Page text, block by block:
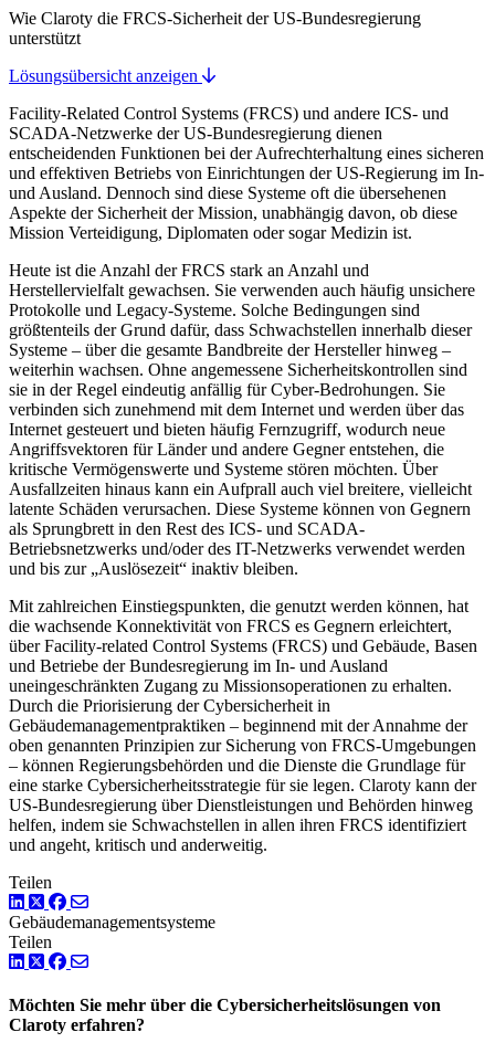
Wie Claroty die FRCS-Sicherheit der US-Bundesregierung
unterstützt
Lösungsübersicht anzeigen
Facility-Related Control Systems (FRCS) und andere ICS- und
SCADA-Netzwerke der US-Bundesregierung dienen
entscheidenden Funktionen bei der Aufrechterhaltung eines sicheren
und effektiven Betriebs von Einrichtungen der US-Regierung im In-
und Ausland. Dennoch sind diese Systeme oft die übersehenen
Aspekte der Sicherheit der Mission, unabhängig davon, ob diese
Mission Verteidigung, Diplomaten oder sogar Medizin ist.
Heute ist die Anzahl der FRCS stark an Anzahl und
Herstellervielfalt gewachsen. Sie verwenden auch häufig unsichere
Protokolle und Legacy-Systeme. Solche Bedingungen sind
größtenteils der Grund dafür, dass Schwachstellen innerhalb dieser
Systeme – über die gesamte Bandbreite der Hersteller hinweg –
weiterhin wachsen. Ohne angemessene Sicherheitskontrollen sind
sie in der Regel eindeutig anfällig für Cyber-Bedrohungen. Sie
verbinden sich zunehmend mit dem Internet und werden über das
Internet gesteuert und bieten häufig Fernzugriff, wodurch neue
Angriffsvektoren für Länder und andere Gegner entstehen, die
kritische Vermögenswerte und Systeme stören möchten. Über
Ausfallzeiten hinaus kann ein Aufprall auch viel breitere, vielleicht
latente Schäden verursachen. Diese Systeme können von Gegnern
als Sprungbrett in den Rest des ICS- und SCADA-
Betriebsnetzwerks und/oder des IT-Netzwerks verwendet werden
und bis zur „Auslösezeit“ inaktiv bleiben.
Mit zahlreichen Einstiegspunkten, die genutzt werden können, hat
die wachsende Konnektivität von FRCS es Gegnern erleichtert,
über Facility-related Control Systems (FRCS) und Gebäude, Basen
und Betriebe der Bundesregierung im In- und Ausland
uneingeschränkten Zugang zu Missionsoperationen zu erhalten.
Durch die Priorisierung der Cybersicherheit in
Gebäudemanagementpraktiken – beginnend mit der Annahme der
oben genannten Prinzipien zur Sicherung von FRCS-Umgebungen
– können Regierungsbehörden und die Dienste die Grundlage für
eine starke Cybersicherheitsstrategie für sie legen. Claroty kann der
US-Bundesregierung über Dienstleistungen und Behörden hinweg
helfen, indem sie Schwachstellen in allen ihren FRCS identifiziert
und angeht, kritisch und anderweitig.
Teilen
LinkedIn
TwitterFacebook
Gebäudemanagementsysteme
Teilen
LinkedIn
TwitterFacebook
Möchten Sie mehr über die Cybersicherheitslösungen von
Claroty erfahren?